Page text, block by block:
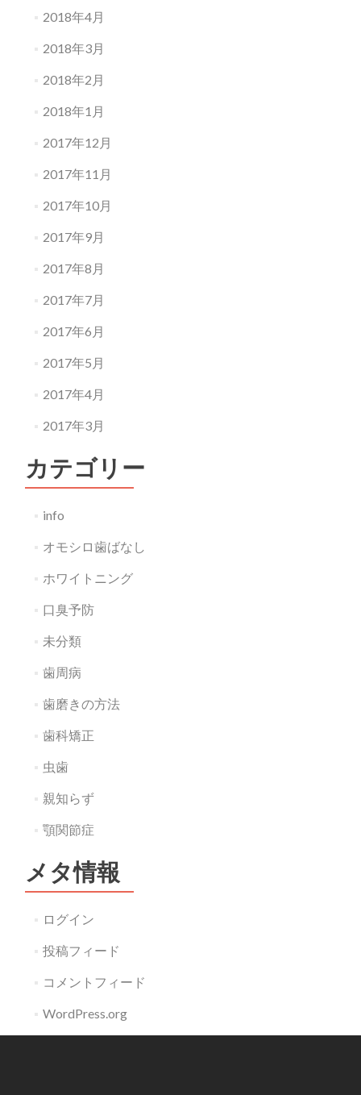
2018年4月
2018年3月
2018年2月
2018年1月
2017年12月
2017年11月
2017年10月
2017年9月
2017年8月
2017年7月
2017年6月
2017年5月
2017年4月
2017年3月
カテゴリー
info
オモシロ歯ばなし
ホワイトニング
口臭予防
未分類
歯周病
歯磨きの方法
歯科矯正
虫歯
親知らず
顎関節症
メタ情報
ログイン
投稿フィード
コメントフィード
WordPress.org